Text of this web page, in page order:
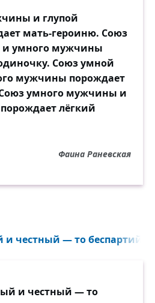
и глупой
мать-героиню. Союз
умного мужчины
Союз умной
мужчины порождает
умного мужчины и
лёгкий
Фаина Раневская
и честный — то
и честный — то